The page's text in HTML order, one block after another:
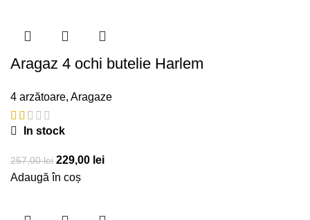
Aragaz 4 ochi butelie Harlem
4 arzătoare, Aragaze
In stock
257,00lei Prețul
inițial
229,00 leiPrețul
Adaugă în coș